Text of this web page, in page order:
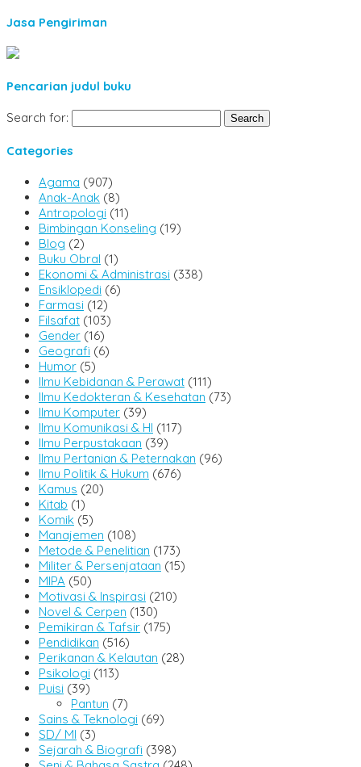
Jasa Pengiriman
Pencarian judul buku
Search for:
Categories
Agama (907)
Anak-Anak (8)
Antropologi (11)
Bimbingan Konseling (19)
Blog (2)
Buku Obral (1)
Ekonomi & Administrasi (338)
Ensiklopedi (6)
Farmasi (12)
Filsafat (103)
Gender (16)
Geografi (6)
Humor (5)
Ilmu Kebidanan & Perawat (111)
Ilmu Kedokteran & Kesehatan (73)
Ilmu Komputer (39)
Ilmu Komunikasi & HI (117)
Ilmu Perpustakaan (39)
Ilmu Pertanian & Peternakan (96)
Ilmu Politik & Hukum (676)
Kamus (20)
Kitab (1)
Komik (5)
Manajemen (108)
Metode & Penelitian (173)
Militer & Persenjataan (15)
MIPA (50)
Motivasi & Inspirasi (210)
Novel & Cerpen (130)
Pemikiran & Tafsir (175)
Pendidikan (516)
Perikanan & Kelautan (28)
Psikologi (113)
Puisi (39)
Pantun (7)
Sains & Teknologi (69)
SD/ MI (3)
Sejarah & Biografi (398)